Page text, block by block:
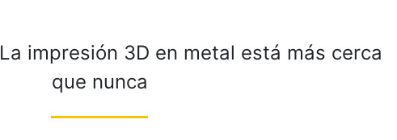
La impresión 3D en metal está más cerca
que nunca